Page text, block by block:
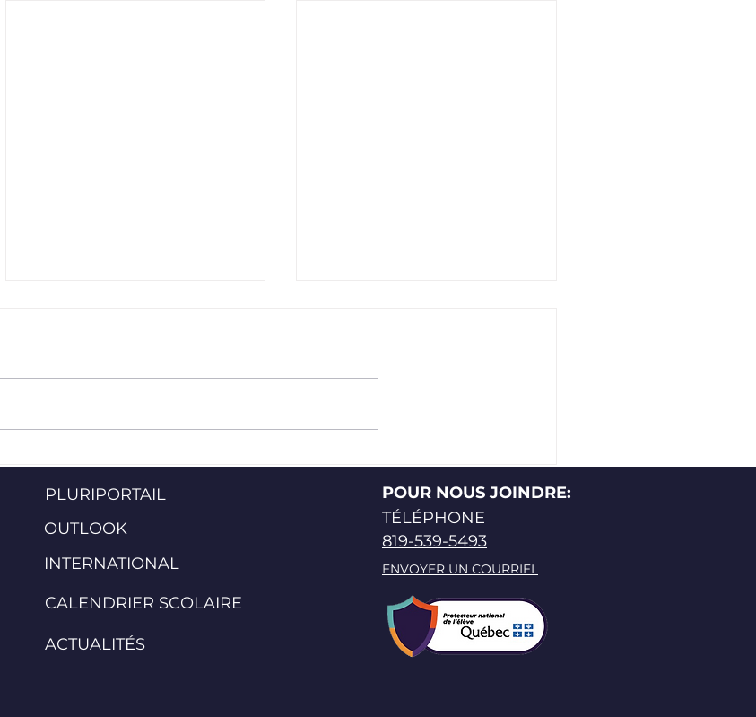
SSM
POUR AIDER LA RÉUSSITE
PLURIPORTAIL
OUTLOOK
INTERNATIONAL
CALENDRIER SCOLAIRE
ACTUALITÉS
POUR NOUS JOINDRE:
TÉLÉPHONE
819-539-5493
ENVOYER UN COURRIEL